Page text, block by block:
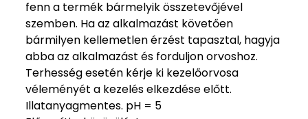
fenn a termék bármelyik összetevőjével
szemben. Ha az alkalmazást követően
bármilyen kellemetlen érzést tapasztal, hagyja
abba az alkalmazást és forduljon orvoshoz.
Terhesség esetén kérje ki kezelőorvosa
véleményét a kezelés elkezdése előtt.
Illatanyagmentes. pH = 5